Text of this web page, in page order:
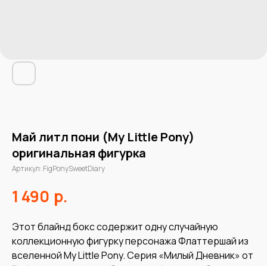
Май литл пони (My Little Pony)
оригинальная фигурка
Артикул: FigPonySweetDiary
1 490 р.
Этот блайнд бокс содержит одну случайную
коллекционную фигурку персонажа Флаттершай из
вселенной My Little Pony. Серия «Милый Дневник» от